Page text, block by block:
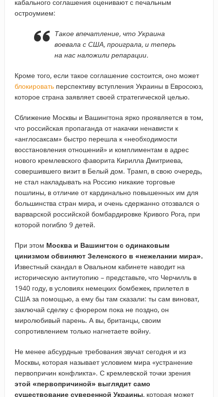
кабального соглашения оценивают с печальным
остроумием:
Такое впечатление, что Украина
воевала с США, проиграла, и теперь
на нас наложили репарации.
Кроме того, если такое соглашение состоится, оно может
блокироватьперспективу вступления Украины в Евросоюз,
которое страна заявляет своей стратегической целью.
Сближение Москвы и Вашингтона ярко проявляется в том,
что российская пропаганда от накачки ненависти к
«англосаксам» быстро перешла к «необходимости
восстановления отношений» и комплиментам в адрес
нового кремлевского фаворита Кирилла Дмитриева,
совершившего визит в Белый дом. Трамп, в свою очередь,
не стал накладывать на Россию никакие торговые
пошлины, в отличие от кардинально повышенных им для
большинства стран мира, и очень сдержанно отозвался о
варварской российской бомбардировке Кривого Рога, при
которой погибло 9 детей.
При этом Москва и Вашингтон с одинаковым
цинизмом обвиняют Зеленского в «нежелании мира».
Известный скандал в Овальном кабинете наводит на
историческую антиутопию – представьте, что Черчилль в
1940 году, в условиях немецких бомбежек, прилетел в
США за помощью, а ему бы там сказали: ты сам виноват,
заключай сделку с фюрером пока не поздно, он
миролюбивый парень. А вы, британцы, своим
сопротивлением только нагнетаете войну.
Не менее абсурдные требования звучат сегодня и из
Москвы, которая называет условием мира «устранение
первопричин конфликта». С кремлевской точки зрения
этой «первопричиной» выглядит само
существование суверенной Украины, которая может